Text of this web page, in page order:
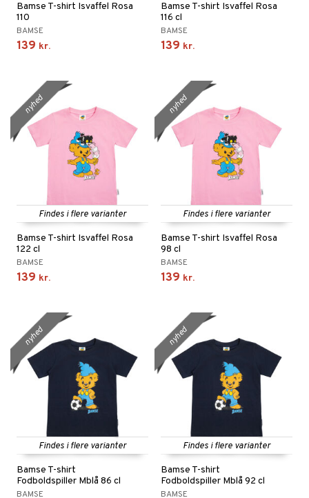
Bamse T-shirt Isvaffel Rosa
110
BAMSE
139 kr.
Bamse T-shirt Isvaffel Rosa
116 cl
BAMSE
139 kr.
Findes i flere varianter
Bamse T-shirt Isvaffel Rosa
122 cl
BAMSE
139 kr.
nyhed
Findes i flere varianter
Bamse T-shirt Isvaffel Rosa
98 cl
BAMSE
139 kr.
nyhed
Findes i flere varianter
Bamse T-shirt
Fodboldspiller Mblå 86 cl
BAMSE
nyhed
Findes i flere varianter
Bamse T-shirt
Fodboldspiller Mblå 92 cl
BAMSE
nyhed